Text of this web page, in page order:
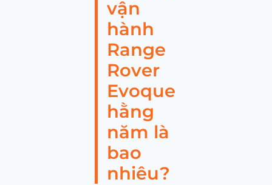
vận
hành
Range
Rover
Evoque
hằng
năm là
bao
nhiêu?